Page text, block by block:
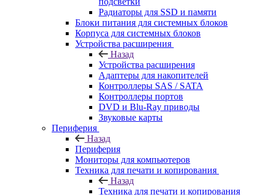
Радиаторы для SSD и памяти
Блоки питания для системных блоков
Корпуса для системных блоков
Устройства расширения
Назад
Устройства расширения
Адаптеры для накопителей
Контроллеры SAS / SATA
Контроллеры портов
DVD и Blu-Ray приводы
Звуковые карты
Периферия
Назад
Периферия
Мониторы для компьютеров
Техника для печати и копирования
Назад
Техника для печати и копирования